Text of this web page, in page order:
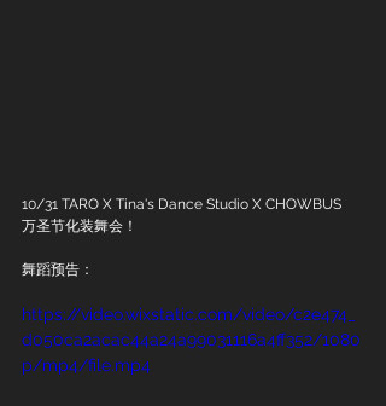
10/31 TARO X Tina's Dance Studio X CHOWBUS
万圣节化装舞会！
舞蹈预告：
https://video.wixstatic.com/video/c2e474_
d050ca2acac44a24a99031116a4ff352/1080
p/mp4/file.mp4